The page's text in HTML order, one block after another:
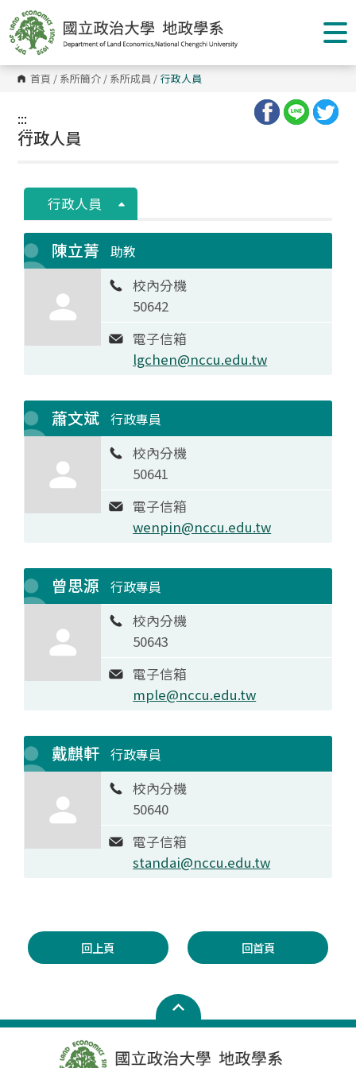
到
主
要
內
容
區 首頁 / 系所簡介 / 系所成員 / 行政人員
:::
:::
行政人員
行政人員
陳立菁 助教
校內分機
50642
電子信箱
lgchen@nccu.edu.tw
蕭文斌 行政專員
校內分機
50641
電子信箱
wenpin@nccu.edu.tw
曾思源 行政專員
校內分機
50643
電子信箱
mple@nccu.edu.tw
戴麒軒 行政專員
校內分機
50640
電子信箱
standai@nccu.edu.tw
回上頁 回首頁